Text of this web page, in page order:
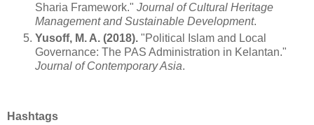
Sharia Framework." Journal of Cultural Heritage
Management and Sustainable Development.
Yusoff, M. A. (2018). "Political Islam and Local
Governance: The PAS Administration in Kelantan."
Journal of Contemporary Asia.
Hashtags